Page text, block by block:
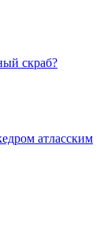
скраб?
атласским